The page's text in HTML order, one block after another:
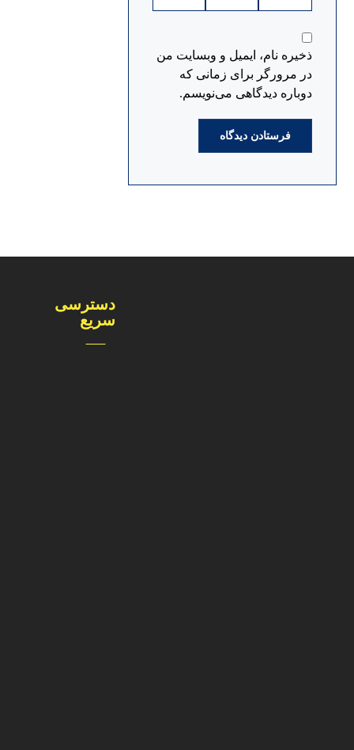
ذخیره نام، ایمیل و وبسایت من
در مرورگر برای زمانی که
دوباره دیدگاهی می‌نویسم.
دسترسی
سریع